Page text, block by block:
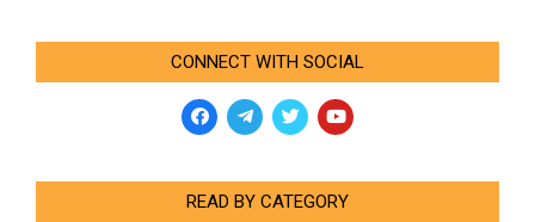
CONNECT WITH SOCIAL
READ BY CATEGORY